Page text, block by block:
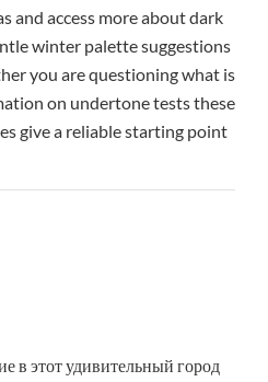
and access more about dark
winter palette suggestions
you are questioning what is
on undertone tests these
give a reliable starting point
в этот удивительный город